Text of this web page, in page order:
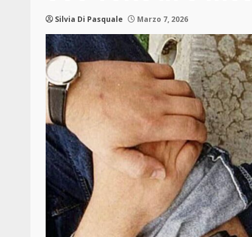
Silvia Di Pasquale Marzo 7, 2026